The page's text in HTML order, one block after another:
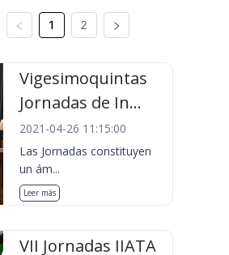
1 2
Vigesimoquintas
Jornadas de In...
2021-04-26 11:15:00
Las Jornadas constituyen
un ám...
Leer más
VII Jornadas IIATA